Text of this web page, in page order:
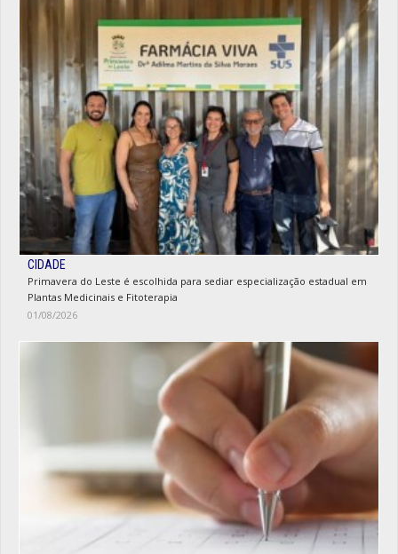
CIDADE
Primavera do Leste é escolhida para sediar especialização estadual em
Plantas Medicinais e Fitoterapia
01/08/2026